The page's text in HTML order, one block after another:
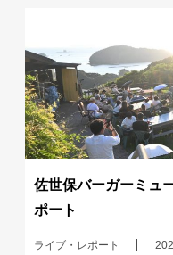
佐世保バーガーミュ
ポート
ライブ・レポート